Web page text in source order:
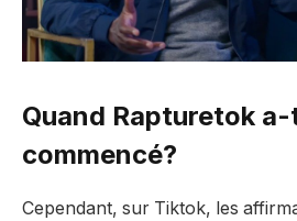
Quand Rapturetok
commencé?
Cependant, sur Tiktok, les